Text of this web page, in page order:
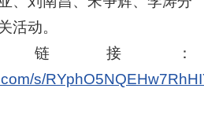
活动。
链接：
s/